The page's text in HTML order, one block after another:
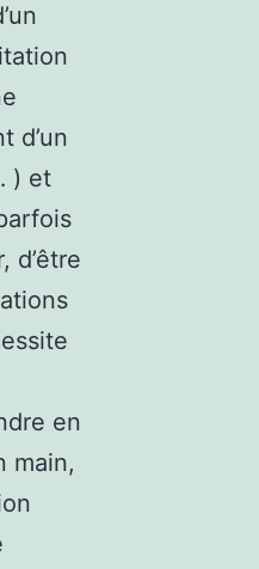
d’un
) et
d’être
en
main,